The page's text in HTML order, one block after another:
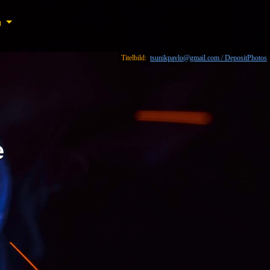
Titelbild: tsunikpavlo@gmail.com / DepositPhotos